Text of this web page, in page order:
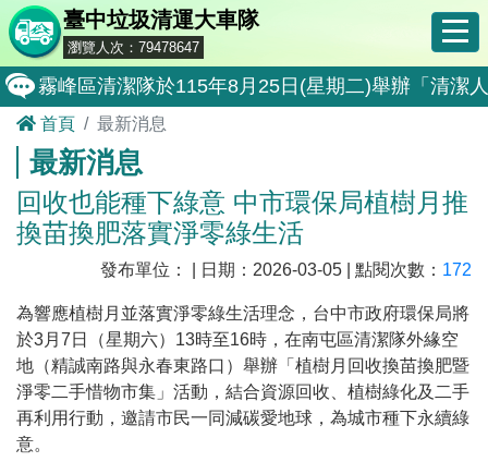
臺中垃圾清運大車隊
瀏覽人次：79478647
霧峰區清潔隊於115年8月25日(星期二)舉辦「清潔
大肚區清潔隊於115年8月25日(星期二)舉辦「清潔
北屯區清潔隊於115年8月11日(星期二)舉辦「清潔
外埔區清潔隊於115年8月18日(星期二)舉辦「清潔
石岡區清潔隊於115年8月18日(星期二)舉辦「清潔
全民監督公共工程施工品質, 請撥打通報專線0800-
防堵非洲豬瘟總動員，因應非洲豬瘟疫情，市民端
因應非洲豬瘟疫情，市民端廚餘收運排出方式不變
首頁 最新消息
最新消息
回收也能種下綠意 中市環保局植樹月推
換苗換肥落實淨零綠生活
發布單位： | 日期：2026-03-05 | 點閱次數： 172
為響應植樹月並落實淨零綠生活理念，台中市政府環保局將
於3月7日（星期六）13時至16時，在南屯區清潔隊外緣空
地（精誠南路與永春東路口）舉辦「植樹月回收換苗換肥暨
淨零二手惜物市集」活動，結合資源回收、植樹綠化及二手
再利用行動，邀請市民一同減碳愛地球，為城市種下永續綠
意。